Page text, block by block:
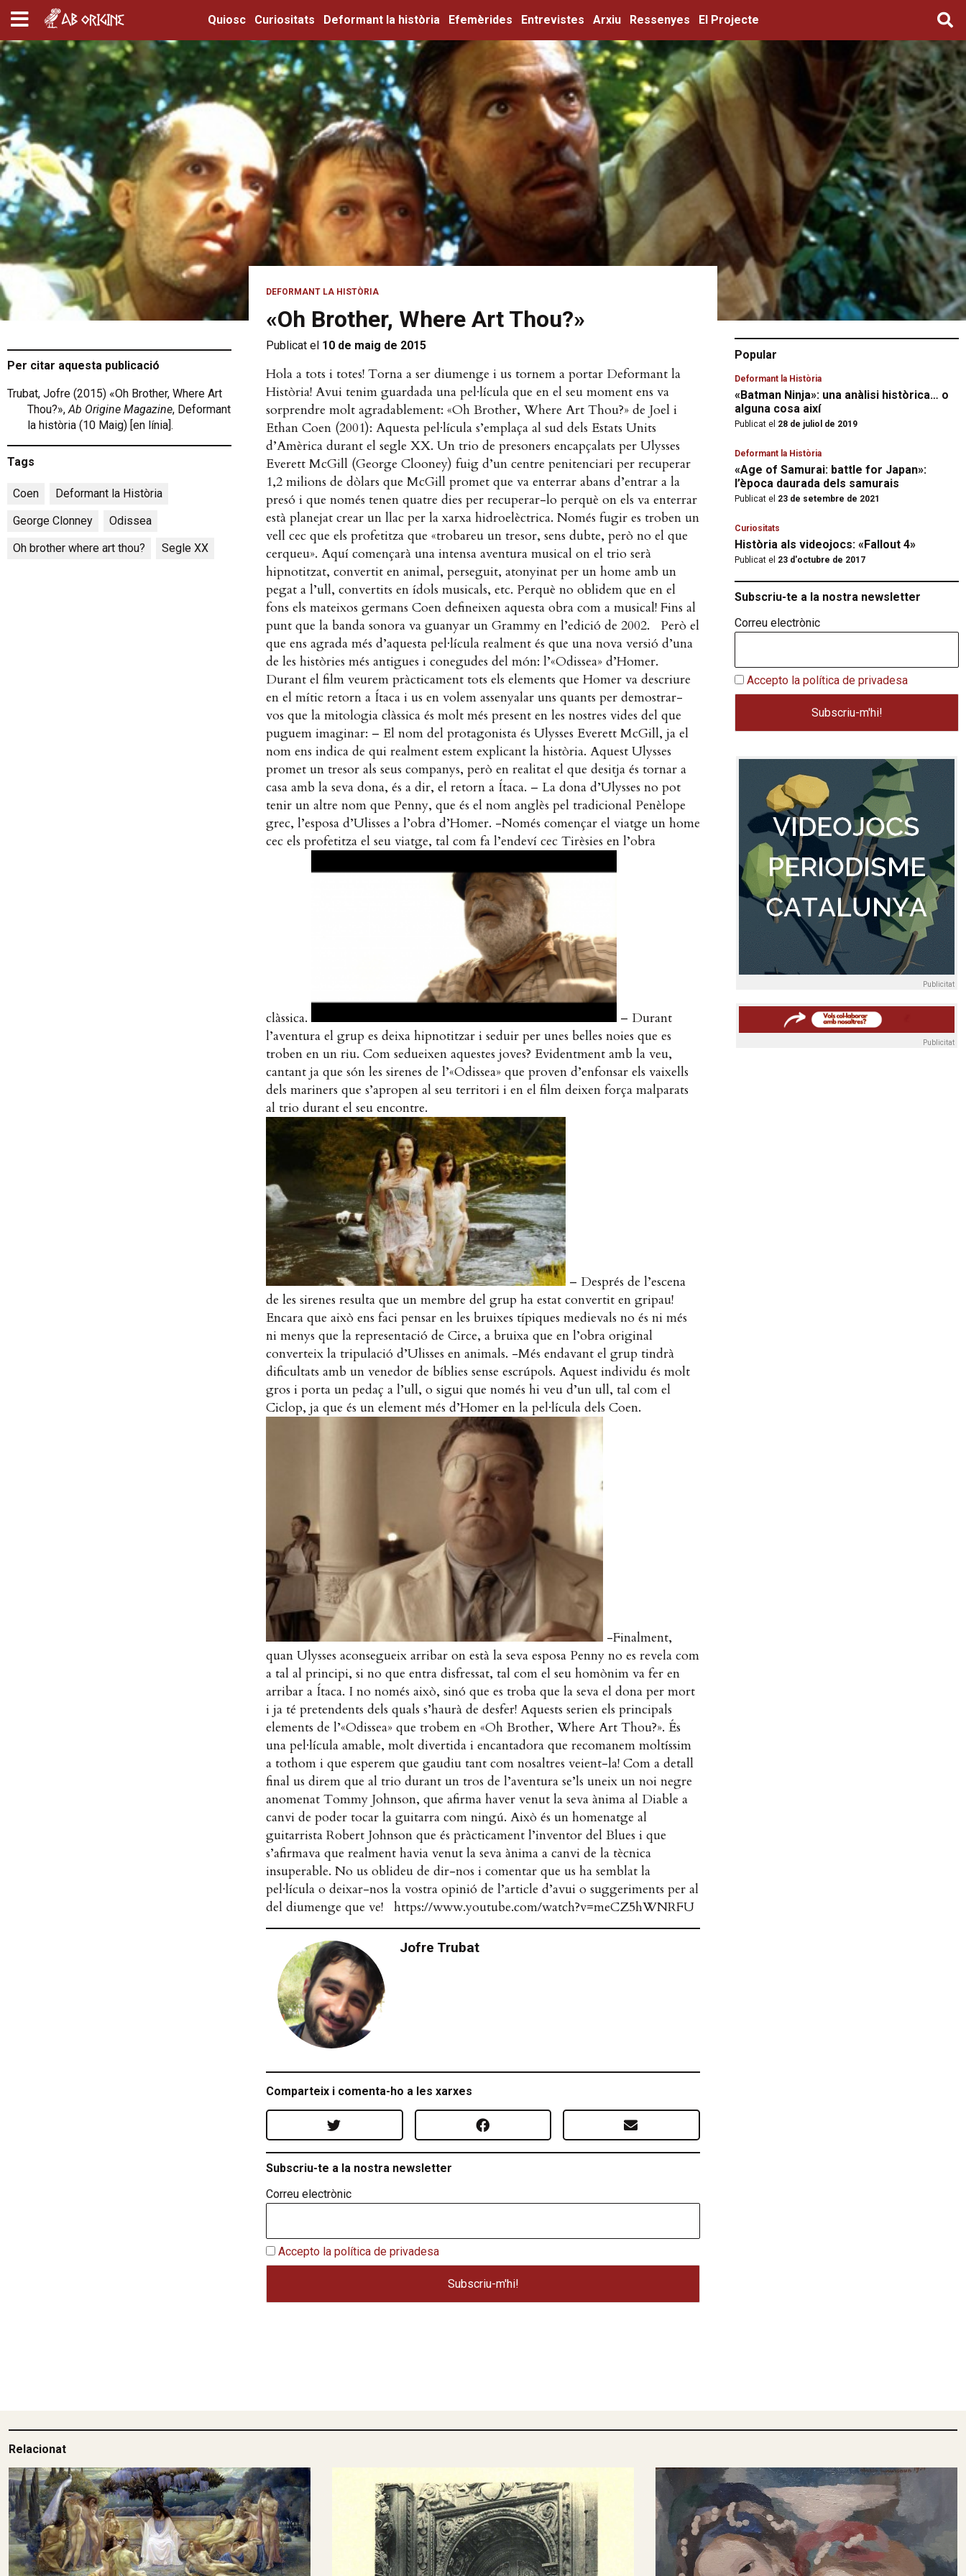
Quiosc Curiositats Deformant la història Efemèrides Entrevistes Arxiu Ressenyes El Projecte
Per citar aquesta publicació
Trubat, Jofre (2015) «Oh Brother, Where Art
Thou?»,Ab Origine Magazine, Deformant
la història (10 Maig) [en línia].
Tags
Coen Deformant la Història
George Clonney
Odissea
Oh brother where art thou?
Segle XX
DEFORMANT LA HISTÒRIA
«Oh Brother, Where Art Thou?»
Publicat el 10 de maig de 2015
Hola a tots i totes! Torna a ser diumenge i us tornem a portar Deformant la
Història! Avui tenim guardada una pel·lícula que en el seu moment ens va
sorprendre molt agradablement: «Oh Brother, Where Art Thou?» de Joel i
Ethan Coen (2001): Aquesta pel·lícula s’emplaça al sud dels Estats Units
d’Amèrica durant el segle XX. Un trio de presoners encapçalats per Ulysses
Everett McGill (George Clooney) fuig d’un centre penitenciari per recuperar
1,2 milions de dòlars que McGill promet que va enterrar abans d’entrar a la
presó i que només tenen quatre dies per recuperar-lo perquè on els va enterrar
està planejat crear un llac per la xarxa hidroelèctrica. Només fugir es troben un
vell cec que els profetitza que «trobareu un tresor, sens dubte, però no el que
cerqueu». Aquí començarà una intensa aventura musical on el trio serà
hipnotitzat, convertit en animal, perseguit, atonyinat per un home amb un
pegat a l’ull, convertits en ídols musicals, etc. Perquè no oblidem que en el
fons els mateixos germans Coen defineixen aquesta obra com a musical! Fins al
punt que la banda sonora va guanyar un Grammy en l’edició de 2002. Però el
que ens agrada més d’aquesta pel·lícula realment és que una nova versió d’una
de les històries més antigues i conegudes del món: l’«Odissea» d’Homer.
Durant el film veurem pràcticament tots els elements que Homer va descriure
en el mític retorn a Ítaca i us en volem assenyalar uns quants per demostrar-
vos que la mitologia clàssica és molt més present en les nostres vides del que
puguem imaginar: – El nom del protagonista és Ulysses Everett McGill, ja el
nom ens indica de qui realment estem explicant la història. Aquest Ulysses
promet un tresor als seus companys, però en realitat el que desitja és tornar a
casa amb la seva dona, és a dir, el retorn a Ítaca. – La dona d’Ulysses no pot
tenir un altre nom que Penny, que és el nom anglès pel tradicional Penèlope
grec, l’esposa d’Ulisses a l’obra d’Homer. -Només començar el viatge un home
cec els profetitza el seu viatge, tal com fa l’endeví cec Tirèsies en l’obra
clàssica.
– Durant
l’aventura el grup es deixa hipnotitzar i seduir per unes belles noies que es
troben en un riu. Com sedueixen aquestes joves? Evidentment amb la veu,
cantant ja que són les sirenes de l’«Odissea» que proven d’enfonsar els vaixells
dels mariners que s’apropen al seu territori i en el film deixen força malparats
al trio durant el seu encontre.
– Després de l’escena
de les sirenes resulta que un membre del grup ha estat convertit en gripau!
Encara que això ens faci pensar en les bruixes típiques medievals no és ni més
ni menys que la representació de Circe, a bruixa que en l’obra original
converteix la tripulació d’Ulisses en animals. -Més endavant el grup tindrà
dificultats amb un venedor de bíblies sense escrúpols. Aquest individu és molt
gros i porta un pedaç a l’ull, o sigui que només hi veu d’un ull, tal com el
Ciclop, ja que és un element més d’Homer en la pel·lícula dels Coen.
-Finalment,
quan Ulysses aconsegueix arribar on està la seva esposa Penny no es revela com
a tal al principi, si no que entra disfressat, tal com el seu homònim va fer en
arribar a Ítaca. I no només això, sinó que es troba que la seva el dona per mort
i ja té pretendents dels quals s’haurà de desfer! Aquests serien els principals
elements de l’«Odissea» que trobem en «Oh Brother, Where Art Thou?». És
una pel·lícula amable, molt divertida i encantadora que recomanem moltíssim
a tothom i que esperem que gaudiu tant com nosaltres veient-la! Com a detall
final us direm que al trio durant un tros de l’aventura se’ls uneix un noi negre
anomenat Tommy Johnson, que afirma haver venut la seva ànima al Diable a
canvi de poder tocar la guitarra com ningú. Això és un homenatge al
guitarrista Robert Johnson que és pràcticament l’inventor del Blues i que
s’afirmava que realment havia venut la seva ànima a canvi de la tècnica
insuperable. No us oblideu de dir-nos i comentar que us ha semblat la
pel·lícula o deixar-nos la vostra opinió de l’article d’avui o suggeriments per al
del diumenge que ve! https://www.youtube.com/watch?v=meCZ5hWNRFU
Jofre Trubat
Comparteix i comenta-ho a les xarxes
Subscriu-te a la nostra newsletter
Correu electrònic
Accepto la política de privadesa
Popular
Deformant la Història
«Batman Ninja»: una anàlisi històrica… o
alguna cosa així
Publicat el 28 de juliol de 2019
Deformant la Història
«Age of Samurai: battle for Japan»:
l’època daurada dels samurais
Publicat el 23 de setembre de 2021
Curiositats
Història als videojocs: «Fallout 4»
Publicat el 23 d'octubre de 2017
Subscriu-te a la nostra newsletter
Correu electrònic
Accepto la política de privadesa
Publicitat
Publicitat
Relacionat